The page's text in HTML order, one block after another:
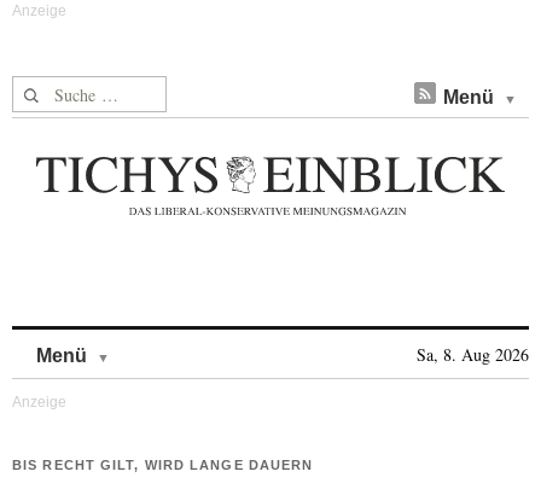
Suche nach: Menü
Menü Sa, 8. Aug 2026
BIS RECHT GILT, WIRD LANGE DAUERN